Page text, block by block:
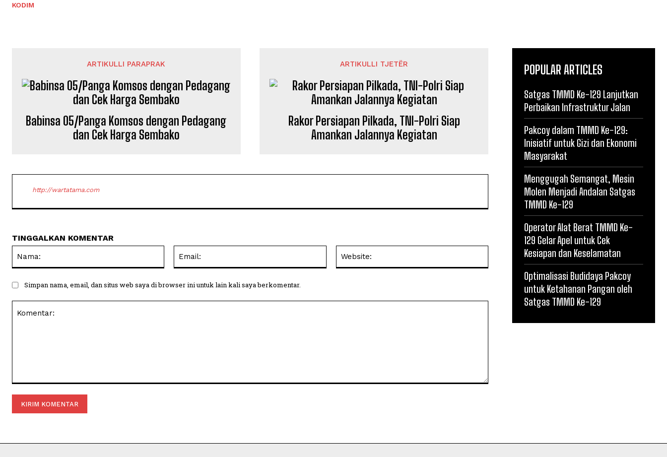
KODIM
ARTIKULLI PARAPRAK
Babinsa 05/Panga Komsos dengan Pedagang
dan Cek Harga Sembako
ARTIKULLI TJETËR
Rakor Persiapan Pilkada, TNI-Polri Siap
Amankan Jalannya Kegiatan
http://wartatama.com
TINGGALKAN KOMENTAR
Simpan nama, email, dan situs web saya di browser ini untuk lain kali saya berkomentar.
POPULAR ARTICLES
Satgas TMMD Ke-129 Lanjutkan
Perbaikan Infrastruktur Jalan
Pakcoy dalam TMMD Ke-129:
Inisiatif untuk Gizi dan Ekonomi
Masyarakat
Menggugah Semangat, Mesin
Molen Menjadi Andalan Satgas
TMMD Ke-129
Operator Alat Berat TMMD Ke-
129 Gelar Apel untuk Cek
Kesiapan dan Keselamatan
Optimalisasi Budidaya Pakcoy
untuk Ketahanan Pangan oleh
Satgas TMMD Ke-129